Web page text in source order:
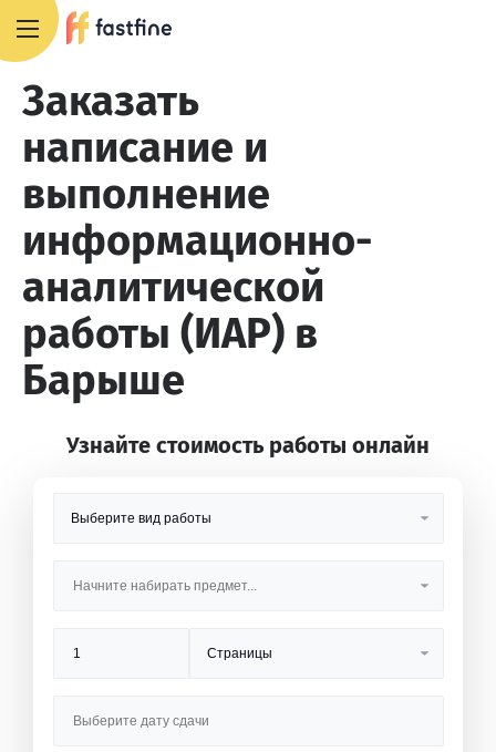
Заказать
написание и
выполнение
информационно-
аналитической
работы (ИАР) в
Барыше
Узнайте стоимость работы онлайн